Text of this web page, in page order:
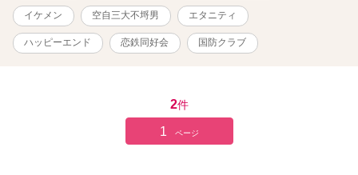
イケメン 空自三大不埒男 エタニティ
ハッピーエンド 恋鉄同好会 国防クラブ
2件
1 ページ